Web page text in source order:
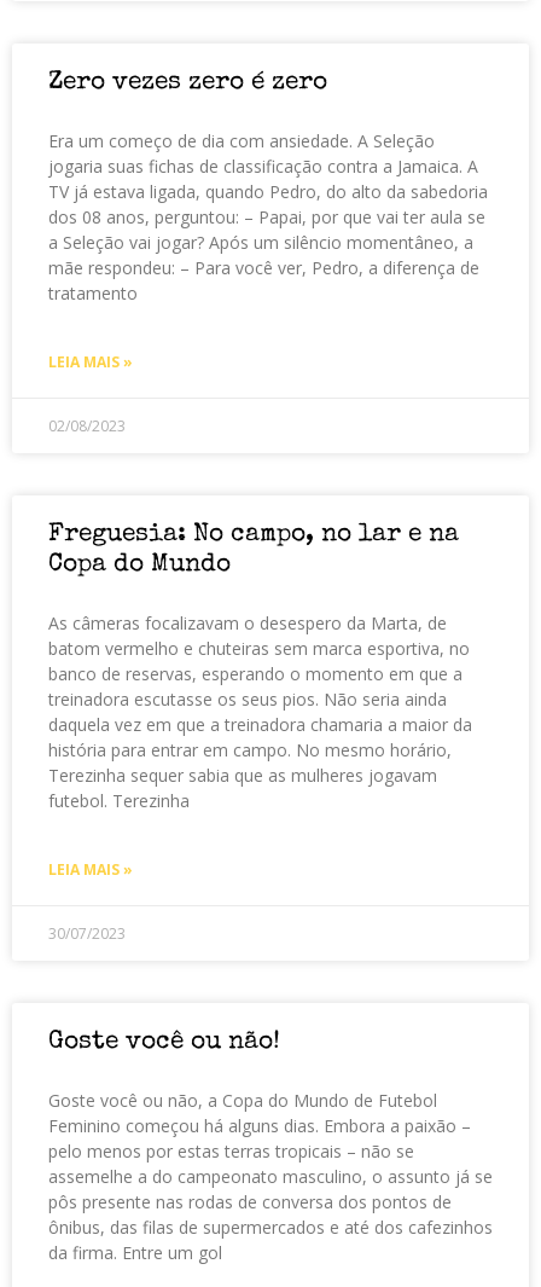
Zero vezes zero é zero
Era um começo de dia com ansiedade. A Seleção
jogaria suas fichas de classificação contra a Jamaica. A
TV já estava ligada, quando Pedro, do alto da sabedoria
dos 08 anos, perguntou: – Papai, por que vai ter aula se
a Seleção vai jogar? Após um silêncio momentâneo, a
mãe respondeu: – Para você ver, Pedro, a diferença de
tratamento
LEIA MAIS »
02/08/2023
Freguesia: No campo, no lar e na
Copa do Mundo
As câmeras focalizavam o desespero da Marta, de
batom vermelho e chuteiras sem marca esportiva, no
banco de reservas, esperando o momento em que a
treinadora escutasse os seus pios. Não seria ainda
daquela vez em que a treinadora chamaria a maior da
história para entrar em campo. No mesmo horário,
Terezinha sequer sabia que as mulheres jogavam
futebol. Terezinha
LEIA MAIS »
30/07/2023
Goste você ou não!
Goste você ou não, a Copa do Mundo de Futebol
Feminino começou há alguns dias. Embora a paixão –
pelo menos por estas terras tropicais – não se
assemelhe a do campeonato masculino, o assunto já se
pôs presente nas rodas de conversa dos pontos de
ônibus, das filas de supermercados e até dos cafezinhos
da firma. Entre um gol